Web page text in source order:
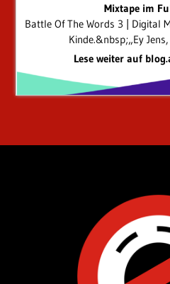
Mixtape im
Battle Of The Words 3 | Digital
Kinde.&nbsp;„Ey
Lese weiter auf